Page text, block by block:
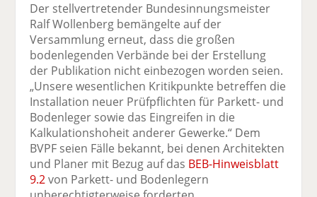
Der stellvertretender Bundesinnungsmeister
Ralf Wollenberg bemängelte auf der
Versammlung erneut, dass die großen
bodenlegenden Verbände bei der Erstellung
der Publikation nicht einbezogen worden seien.
„Unsere wesentlichen Kritikpunkte betreffen die
Installation neuer Prüfpflichten für Parkett- und
Bodenleger sowie das Eingreifen in die
Kalkulationshoheit anderer Gewerke.“ Dem
BVPF seien Fälle bekannt, bei denen Architekten
und Planer mit Bezug auf das BEB-Hinweisblatt
9.2von Parkett- und Bodenlegern